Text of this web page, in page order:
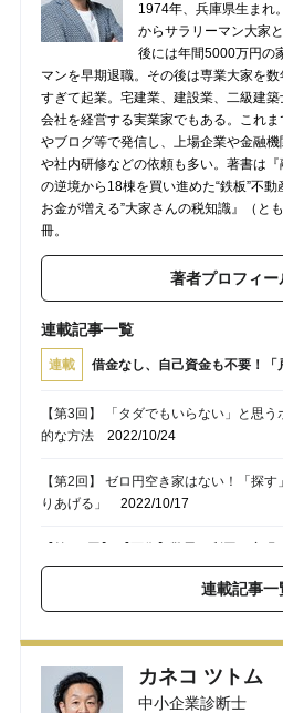
1974年、兵庫県生まれ
からサラリーマン大家
後には年間5000万円の
マンを早期退職。その後は専業大家を
すぎて起業。宅建業、建設業、二級建
会社を経営する実業家でもある。これ
やブログ等で発信し、上場企業や金融
や社内研修などの依頼も多い。著書は
の逆境から18棟を買い進めた“鉄板”不
お金が増える”大家さんの税知識』（と
冊。
著者プロフィー
連載記事一覧
連載 借金なし、自己資金も不要！「
【第3回】 「タダでもいらない」と思
的な方法 2022/10/24
【第2回】 ゼロ円空き家はない！「探
りあげる」
2022/10/17
実績例2022/10/10
連載記事一
カネコ ツトム
中小企業診断士